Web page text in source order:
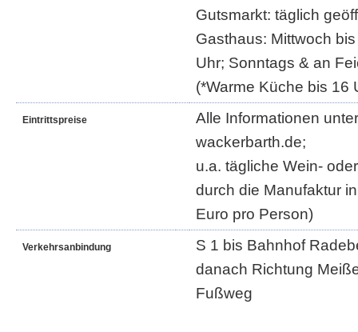
Gutsmarkt: täglich
Gasthaus: Mittwoch
Uhr; Sonntags & an
(*Warme Küche bis 16
Eintrittspreise
Alle Informationen
wackerbarth.de;
u.a. tägliche Wein-
durch die Manufaktur
Euro pro Person)
Verkehrsanbindung
S 1 bis Bahnhof
danach Richtung
Fußweg